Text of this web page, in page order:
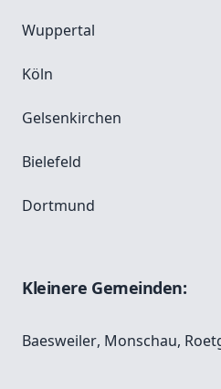
Wuppertal
Köln
Gelsenkirchen
Bielefeld
Dortmund
Kleinere Gemeinden:
Baesweiler, Monschau,